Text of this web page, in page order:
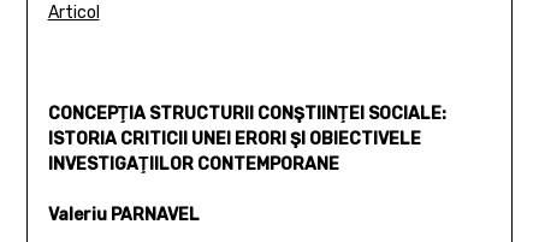
Articol
CONCEPŢIA STRUCTURII CONŞTIINŢEI SOCIALE:
ISTORIA CRITICII UNEI ERORI ŞI OBIECTIVELE
INVESTIGAŢIILOR CONTEMPORANE
Valeriu PARNAVEL